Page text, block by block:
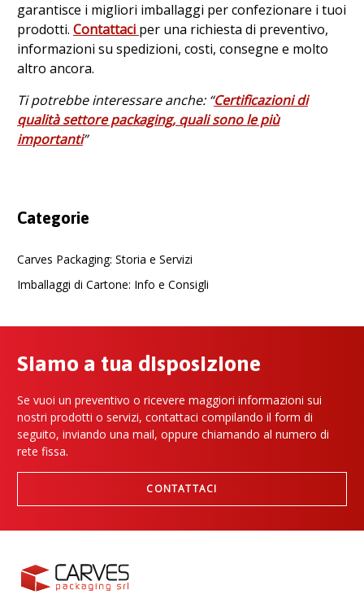
Categorie
Carves Packaging: Storia e Servizi
Imballaggi di Cartone: Info e Consigli
garantisce i migliori imballaggi per confezionare i tuoi
prodotti. Contattaci per una richiesta di preventivo,
informazioni su spedizioni, costi, consegne e molto
altro ancora.
Ti potrebbe interessare anche: “Certificazioni di
qualità settore packaging, quali sono le più
importanti”
Siamo a tua disposizione
Se vuoi un preventivo o ricevere maggiori informazioni sui
nostri prodotti o servizi, contattaci compilando il form di
seguito, inviando una mail, oppure chiamando al numero di
rete fissa.
CONTATTACI